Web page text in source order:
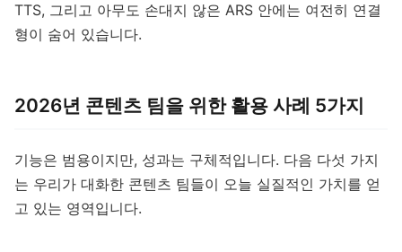
TTS, 그리고 아무도 손대지 않은 ARS 안에는 여전히 연결
형이 숨어 있습니다.
2026년 콘텐츠 팀을 위한 활용 사례 5가지
기능은 범용이지만, 성과는 구체적입니다. 다음 다섯 가지
는 우리가 대화한 콘텐츠 팀들이 오늘 실질적인 가치를 얻
고 있는 영역입니다.